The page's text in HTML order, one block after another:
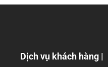
Dịch vụ khách hàng |